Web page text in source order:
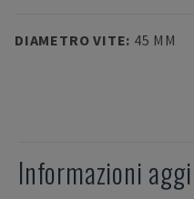
DIAMETRO VITE: 45 MM
Informazioni